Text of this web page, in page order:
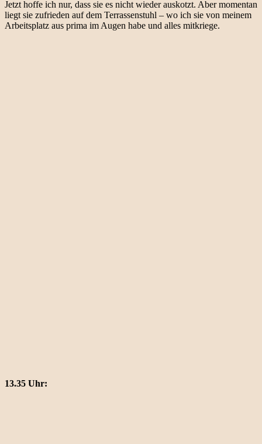
Jetzt hoffe ich nur, dass sie es nicht wieder auskotzt. Aber momentan
liegt sie zufrieden auf dem Terrassenstuhl – wo ich sie von meinem
Arbeitsplatz aus prima im Augen habe und alles mitkriege.
13.35 Uhr: